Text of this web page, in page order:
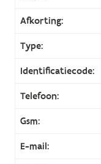
Afkorting:
Type:
Identificatiecode:
Telefoon:
Gsm:
E-mail: